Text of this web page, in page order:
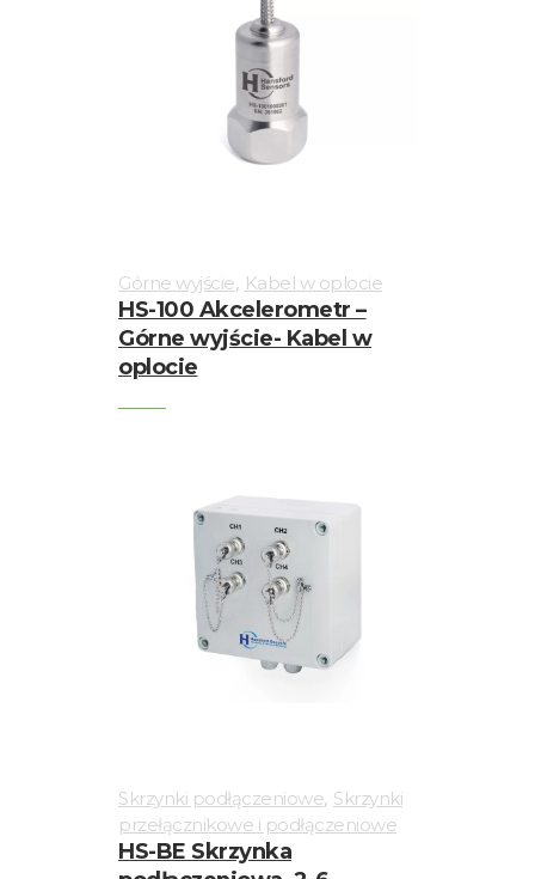
Górne wyjście, Kabel w oplocie
HS-100 Akcelerometr –
Górne wyjście- Kabel w
oplocie
Skrzynki podłączeniowe, Skrzynki
przełącznikowe i podłączeniowe
HS-BE Skrzynka